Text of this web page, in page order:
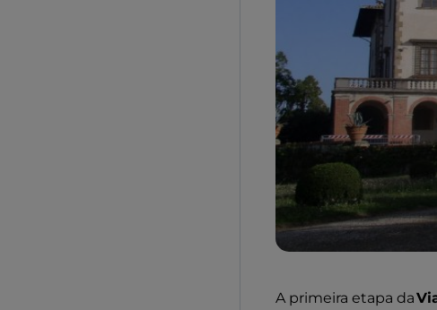
A primeira etapa da